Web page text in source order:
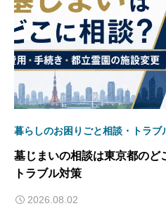
暮らしのお困りごと相談・トラブ
墓じまいの相談は東京都のど
トラブル対策
2026.08.02